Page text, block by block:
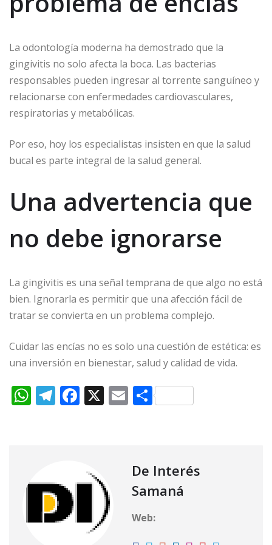
La odontología moderna ha demostrado que la
gingivitis no solo afecta la boca. Las bacterias
responsables pueden ingresar al torrente sanguíneo y
relacionarse con enfermedades cardiovasculares,
respiratorias y metabólicas.
Por eso, hoy los especialistas insisten en que la salud
bucal es parte integral de la salud general.
Una advertencia que
no debe ignorarse
La gingivitis es una señal temprana de que algo no está
bien. Ignorarla es permitir que una afección fácil de
tratar se convierta en un problema complejo.
Cuidar las encías no es solo una cuestión de estética: es
una inversión en bienestar, salud y calidad de vida.
W
p
p
T
m
F
b
o
k
X E C
ar
ti
r
De Interés
Samaná
Web: